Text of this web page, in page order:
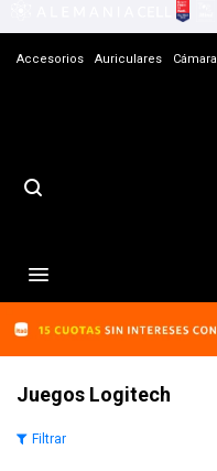
Accesorios Auriculares Cámara

Juegos Logitech